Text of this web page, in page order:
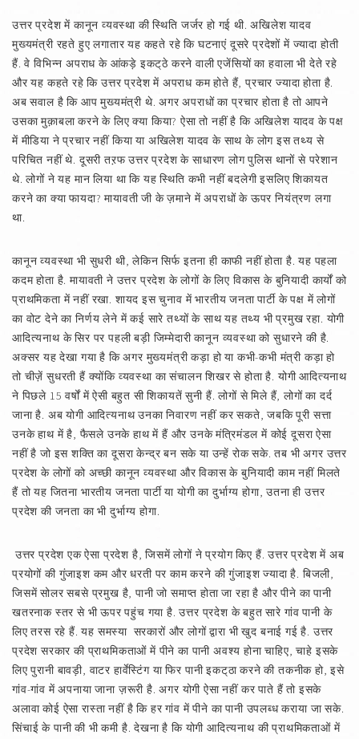
उत्तर प्रदेश में कानून व्यवस्था की स्थिति जर्जर हो गई थी. अखिलेश यादव
मुख्यमंत्री रहते हुए लगातार यह कहते रहे कि घटनाएं दूसरे प्रदेशों में ज्यादा होती
हैं. वे विभिन्न अपराध के आंकड़े इकट्‌ठे करने वाली एजेंसियों का हवाला भी देते रहे
और यह कहते रहे कि उत्तर प्रदेश में अपराध कम होते हैं, प्रचार ज्यादा होता है.
अब सवाल है कि आप मुख्यमंत्री थे. अगर अपराधों का प्रचार होता है तो आपने
उसका मुक़ाबला करने के लिए क्या किया? ऐसा तो नहीं है कि अखिलेश यादव के पक्ष
में मीडिया ने प्रचार नहीं किया या अखिलेश यादव के साथ के लोग इस तथ्य से
परिचित नहीं थे. दूसरी तऱफ उत्तर प्रदेश के साधारण लोग पुलिस थानों से परेशान
थे. लोगों ने यह मान लिया था कि यह स्थिति कभी नहीं बदलेगी इसलिए शिकायत
करने का क्या फायदा? मायावती जी के ज़माने में अपराधों के ऊपर नियंत्रण लगा
था.
कानून व्यवस्था भी सुधरी थी, लेकिन सिर्फ इतना ही काफी नहीं होता है. यह पहला
कदम होता है. मायावती ने उत्तर प्रदेश के लोगों के लिए विकास के बुनियादी कार्यों को
प्राथमिकता में नहीं रखा. शायद इस चुनाव में भारतीय जनता पार्टी के पक्ष में लोगों
का वोट देने का निर्णय लेने में कई सारे तथ्यों के साथ यह तथ्य भी प्रमुख रहा. योगी
आदित्यनाथ के सिर पर पहली बड़ी जिम्मेदारी कानून व्यवस्था को सुधारने की है.
अक्सर यह देखा गया है कि अगर मुख्यमंत्री कड़ा हो या कभी-कभी मंत्री कड़ा हो
तो चीज़ें सुधरती हैं क्योंकि व्यवस्था का संचालन शिखर से होता है. योगी आदित्यनाथ
ने पिछले 15 वर्षों में ऐसी बहुत सी शिकायतें सुनी हैं. लोगों से मिले हैं, लोगों का दर्द
जाना है. अब योगी आदित्यनाथ उनका निवारण नहीं कर सकते, जबकि पूरी सत्ता
उनके हाथ में है, फैसले उनके हाथ में हैं और उनके मंत्रिमंडल में कोई दूसरा ऐसा
नहीं है जो इस शक्ति का दूसरा केन्द्र बन सके या उन्हें रोक सके. तब भी अगर उत्तर
प्रदेश के लोगों को अच्छी कानून व्यवस्था और विकास के बुनियादी काम नहीं मिलते
हैं तो यह जितना भारतीय जनता पार्टी या योगी का दुर्भाग्य होगा, उतना ही उत्तर
प्रदेश की जनता का भी दुर्भाग्य होगा.
उत्तर प्रदेश एक ऐसा प्रदेश है, जिसमें लोगों ने प्रयोग किए हैं. उत्तर प्रदेश में अब
प्रयोगों की गुंजाइश कम और धरती पर काम करने की गुंजाइश ज्यादा है. बिजली,
जिसमें सोलर सबसे प्रमुख है, पानी जो समाप्त होता जा रहा है और पीने का पानी
खतरनाक स्तर से भी ऊपर पहुंच गया है. उत्तर प्रदेश के बहुत सारे गांव पानी के
लिए तरस रहे हैं. यह समस्या सरकारों और लोगों द्वारा भी खुद बनाई गई है. उत्तर
प्रदेश सरकार की प्राथमिकताओं में पीने का पानी अवश्य होना चाहिए, चाहे इसके
लिए पुरानी बावड़ी, वाटर हार्वेस्टिंग या फिर पानी इकट्‌ठा करने की तकनीक हो, इसे
गांव-गांव में अपनाया जाना ज़रूरी है. अगर योगी ऐसा नहीं कर पाते हैं तो इसके
अलावा कोई ऐसा रास्ता नहीं है कि हर गांव में पीने का पानी उपलब्ध कराया जा सके.
सिंचाई के पानी की भी कमी है. देखना है कि योगी आदित्यनाथ की प्राथमिकताओं में